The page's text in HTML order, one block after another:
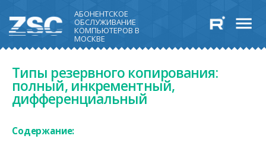
АБОНЕНТСКОЕ
ОБСЛУЖИВАНИЕ
КОМПЬЮТЕРОВ В
МОСКВЕ
Типы резервного копирования:
полный, инкрементный,
дифференциальный
Содержание: